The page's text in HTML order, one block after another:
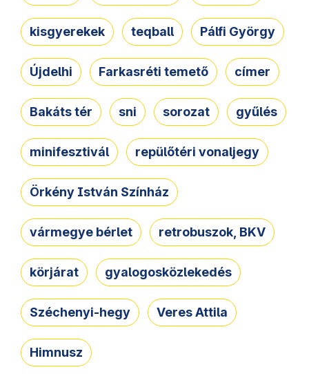
kisgyerekek teqball Pálfi György
Újdelhi Farkasréti temető címer
Bakáts tér sni sorozat gyűlés
minifesztivál repülőtéri vonaljegy
Örkény István Színház
vármegye bérlet retrobuszok, BKV
körjárat gyalogosközlekedés
Széchenyi-hegy Veres Attila
Himnusz